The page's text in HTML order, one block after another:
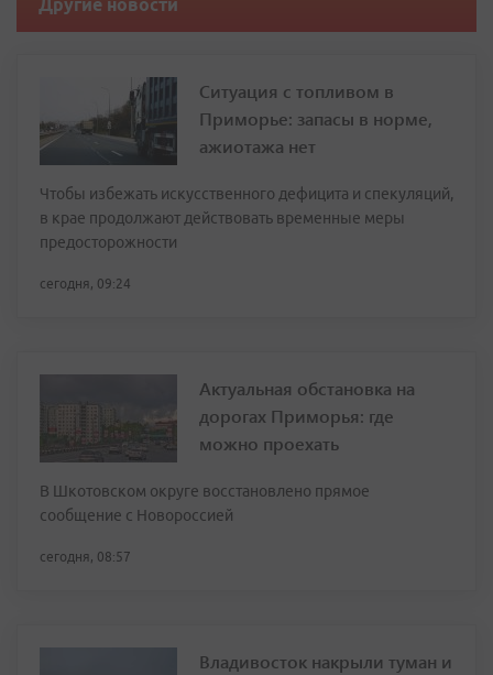
Другие новости
Ситуация с топливом в
Приморье: запасы в норме,
ажиотажа нет
Чтобы избежать искусственного дефицита и спекуляций,
в крае продолжают действовать временные меры
предосторожности
сегодня, 09:24
Актуальная обстановка на
дорогах Приморья: где
можно проехать
В Шкотовском округе восстановлено прямое
сообщение с Новороссией
сегодня, 08:57
Владивосток накрыли туман и